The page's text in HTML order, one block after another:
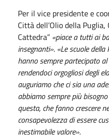
Per il vice presidente e
Città dell’Olio della Puglia,
Cattedra” «piace a tutti ai
insegnanti». «Le scuole della
hanno sempre partecipato
rendendoci orgogliosi degli
auguriamo che ci sia una
abbiamo sempre più
questa, che fanno crescere
consapevolezza di essere
inestimabile valore».